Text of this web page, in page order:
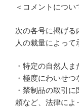
＜コメントについ
次の各号に掲げる
人の裁量によって
・特定の自然人
・極度にわいせ
・禁制品の取引
頼など、法律に